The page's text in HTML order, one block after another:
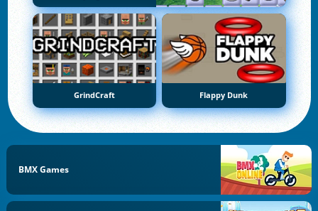
GrindCraft Flappy Dunk
BMX Games